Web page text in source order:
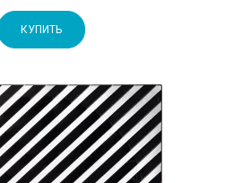
КУПИТЬ